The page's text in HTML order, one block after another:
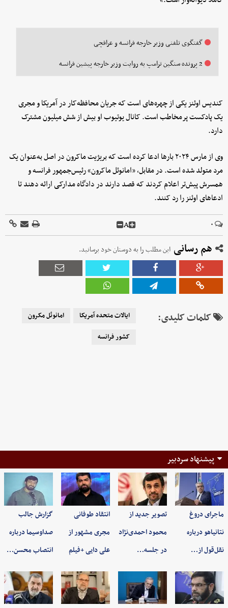
گفتگوی تلفنی وزیر خارجه فرانسه و عراقچی
2 پرونده سنگین ترامپ به روایت وزیر خارجه پیشین فرانسه
کندیس اوئنز یکی از چهره‌های است که جریان محافظه‌کار در آمریکا و مجری
یک پادکست پرمخاطب است. کانال یوتیوب او بیش از شش میلیون مشترک
دارد.
وی از مارس ۲۰۲۴ بارها ادعا کرده است که بریژیت ماکرون در اصل به‌عنوان یک
مرد متولد شده است. در مقابل، «امانوئل ماکرون» رئیس‌جمهور فرانسه و
همسرش پیش‌تر اعلام کردند که قصد دارند در دادگاه مدارکی ارائه دهند تا
ادعاهای اوئنز را رد کنند.
۰ A
هم رسانی این مطلب را به دوستان خود برسانید.
کلمات کلیدی: ایالات متحده آمریکا
امانوئل مکرون
کشور فرانسه
پیشنهاد سردبیر
ماجرای دروغ
نتانیاهو درباره
نقل‌قول از…
تصویر جدید از
محمود احمدی‌نژاد
در جلسه…
انتقاد طوفانی
مجری مشهور از
علی دایی +فیلم
گزارش جالب
صداوسیما درباره
انتصاب محسن…